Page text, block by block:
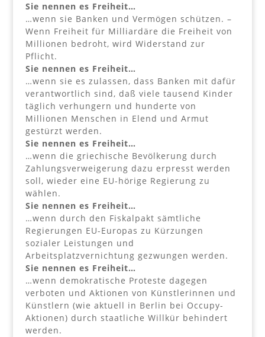
Sie nennen es Freiheit…
…wenn sie Banken und Vermögen schützen. –
Wenn Freiheit für Milliardäre die Freiheit von
Millionen bedroht, wird Widerstand zur
Pflicht.
Sie nennen es Freiheit…
…wenn sie es zulassen, dass Banken mit dafür
verantwortlich sind, daß viele tausend Kinder
täglich verhungern und hunderte von
Millionen Menschen in Elend und Armut
gestürzt werden.
Sie nennen es Freiheit…
…wenn die griechische Bevölkerung durch
Zahlungsverweigerung dazu erpresst werden
soll, wieder eine EU-hörige Regierung zu
wählen.
Sie nennen es Freiheit…
…wenn durch den Fiskalpakt sämtliche
Regierungen EU-Europas zu Kürzungen
sozialer Leistungen und
Arbeitsplatzvernichtung gezwungen werden.
Sie nennen es Freiheit…
…wenn demokratische Proteste dagegen
verboten und Aktionen von Künstlerinnen und
Künstlern (wie aktuell in Berlin bei Occupy-
Aktionen) durch staatliche Willkür behindert
werden.